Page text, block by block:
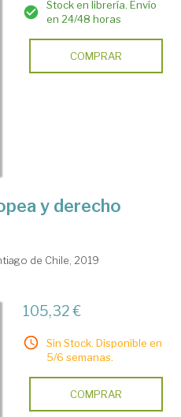
Stock en librería. Envío
en 24/48 horas
COMPRAR
y derecho
de Chile, 2019
105,32 €
Sin Stock. Disponible en
5/6 semanas.
COMPRAR